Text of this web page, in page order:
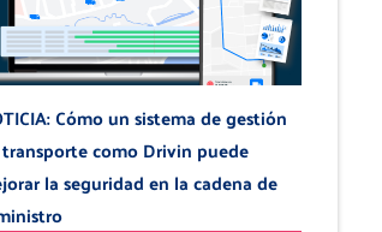
Cómo un sistema de gestión
como Drivin puede
la seguridad en la cadena de